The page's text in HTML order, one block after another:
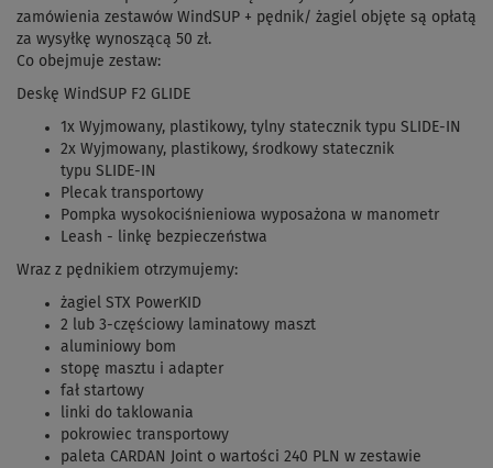
zamówienia zestawów WindSUP + pędnik/ żagiel objęte są opłatą
za wysyłkę wynoszącą 50 zł.
Co obejmuje zestaw:
Deskę WindSUP F2 GLIDE
1x Wyjmowany, plastikowy, tylny statecznik typu SLIDE-IN
2x Wyjmowany, plastikowy, środkowy statecznik
typu SLIDE-IN
Plecak transportowy
Pompka wysokociśnieniowa wyposażona w manometr
Leash - linkę bezpieczeństwa
Wraz z pędnikiem otrzymujemy:
żagiel STX PowerKID
2 lub 3-częściowy laminatowy maszt
aluminiowy bom
stopę masztu i adapter
fał startowy
linki do taklowania
pokrowiec transportowy
paleta CARDAN Joint o wartości 240 PLN w zestawie